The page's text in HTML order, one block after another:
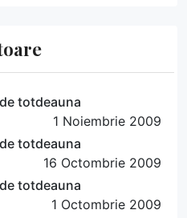
totdeauna
1 Noiembrie 2009
totdeauna
16 Octombrie 2009
totdeauna
1 Octombrie 2009